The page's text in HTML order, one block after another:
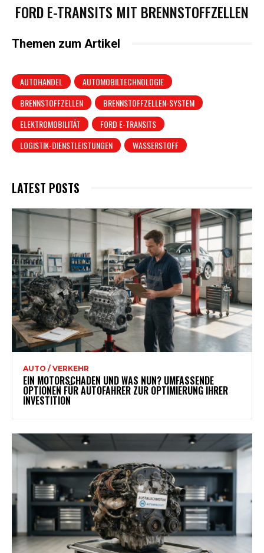
FORD E-TRANSITS MIT BRENNSTOFFZELLEN
Themen zum Artikel
AUTOHANDEL
AUTOMOBILTECHNOLOGIE
BRENNSTOFFZELLEN
BRENNSTOFFZELLEN-SYSTEM
ELEKTROMOBILITÄT
FORD E-TRANSITS
LOGISTIK-DIENSTLEISTUNGEN
WASSERSTOFF
LATEST POSTS
AUTO / VERKEHR
EIN MOTORSCHADEN UND WAS NUN? UMFASSENDE
OPTIONEN FÜR AUTOFAHRER ZUR OPTIMIERUNG IHRER
INVESTITION